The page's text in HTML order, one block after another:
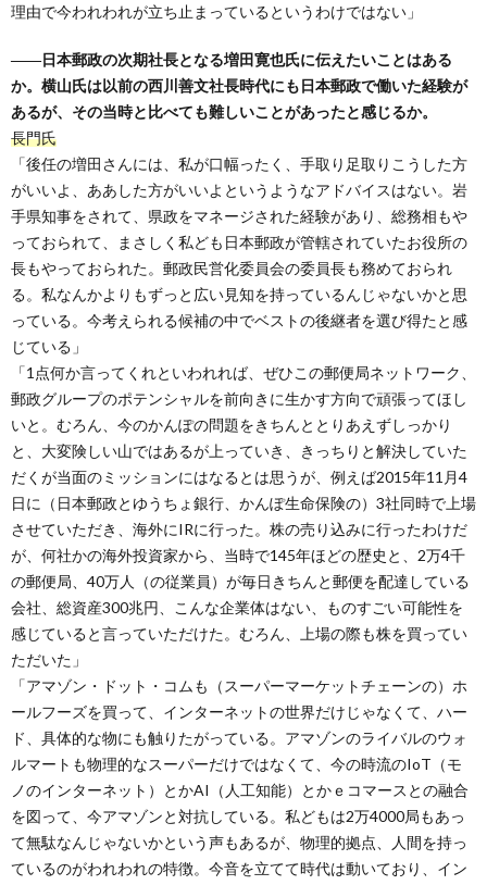
理由で今われわれが立ち止まっているというわけではない」
――日本郵政の次期社長となる増田寛也氏に伝えたいことはある
か。横山氏は以前の西川善文社長時代にも日本郵政で働いた経験が
あるが、その当時と比べても難しいことがあったと感じるか。
長門氏
「後任の増田さんには、私が口幅ったく、手取り足取りこうした方
がいいよ、ああした方がいいよというようなアドバイスはない。岩
手県知事をされて、県政をマネージされた経験があり、総務相もや
っておられて、まさしく私ども日本郵政が管轄されていたお役所の
長もやっておられた。郵政民営化委員会の委員長も務めておられ
る。私なんかよりもずっと広い見知を持っているんじゃないかと思
っている。今考えられる候補の中でベストの後継者を選び得たと感
じている」
「1点何か言ってくれといわれれば、ぜひこの郵便局ネットワーク、
郵政グループのポテンシャルを前向きに生かす方向で頑張ってほし
いと。むろん、今のかんぽの問題をきちんととりあえずしっかり
と、大変険しい山ではあるが上っていき、きっちりと解決していた
だくが当面のミッションにはなるとは思うが、例えば2015年11月4
日に（日本郵政とゆうちょ銀行、かんぽ生命保険の）3社同時で上場
させていただき、海外にIRに行った。株の売り込みに行ったわけだ
が、何社かの海外投資家から、当時で145年ほどの歴史と、2万4千
の郵便局、40万人（の従業員）が毎日きちんと郵便を配達している
会社、総資産300兆円、こんな企業体はない、ものすごい可能性を
感じていると言っていただけた。むろん、上場の際も株を買ってい
ただいた」
「アマゾン・ドット・コムも（スーパーマーケットチェーンの）ホ
ールフーズを買って、インターネットの世界だけじゃなくて、ハー
ド、具体的な物にも触りたがっている。アマゾンのライバルのウォ
ルマートも物理的なスーパーだけではなくて、今の時流のIoT（モ
ノのインターネット）とかAI（人工知能）とかｅコマースとの融合
を図って、今アマゾンと対抗している。私どもは2万4000局もあっ
て無駄なんじゃないかという声もあるが、物理的拠点、人間を持っ
ているのがわれわれの特徴。今音を立てて時代は動いており、イン